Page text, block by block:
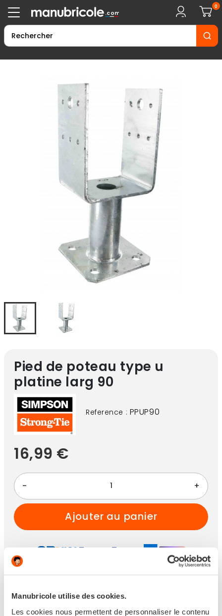
Manubricole utilise des cookies.
Les cookies nous permettent de personnaliser le contenu
Pied de poteau type u
platine larg 90
Reference : PPUP90
16,99 €
- +
ajouter au panier
.com
0